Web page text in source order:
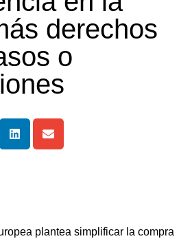
derechos
o
plantea simplificar la compra